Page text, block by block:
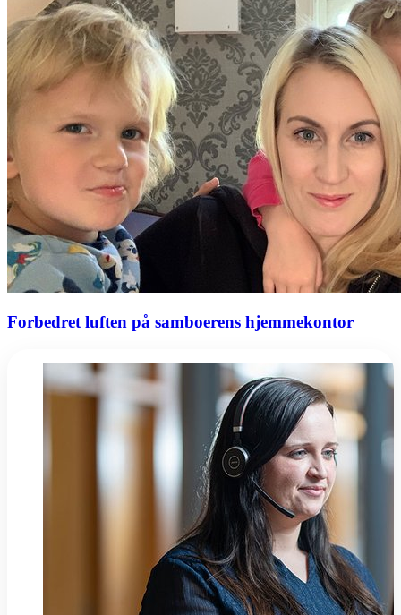
Forbedret luften på samboerens hjemmekontor